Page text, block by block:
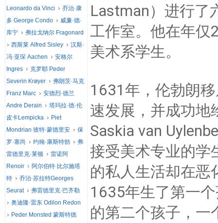
Lastman）进行了
工作室。 他在年仅
美术系学生。
1631年，伦勃朗
速发展，并成功地
Saskia van
接受美术专业的学
的私人生活却在恶
1635年生了第一
的第二个孩子，一
Leonardo da Vinci
乔治·康
多 George Condo
威廉·德·
库宁
弗拉戈纳尔 Fragonard
西斯莱 Alfred Sisley
汉斯·
冯·亚琛 Aachen
安格尔
Ingres
克罗耶 Peder
Severin Krøyer
弗朗茨·马克
Franz Marc
安德烈·德兰
Andre Derain
塔玛拉·德·伦
皮卡Lempicka
Piet
Mondrian 彼特·蒙德里安
保
罗·塞尚
约翰·康斯特勃
弗
雷德里克·莱顿
雷诺阿
Renoir
阿尔伯特·比尔施塔
特
乔治·苏拉特Georges
Seurat
弗雷德里克·巴齐勒
奥迪隆·雷东 Odilon Redon
Peder Monsted 蒙斯特德